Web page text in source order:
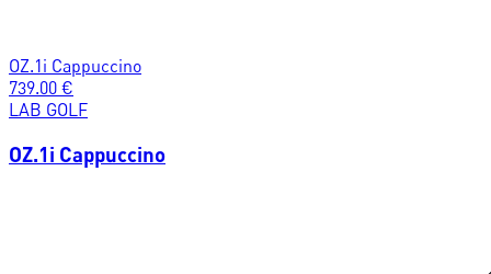
OZ.1i Cappuccino
739.00 €
LAB GOLF
OZ.1i Cappuccino